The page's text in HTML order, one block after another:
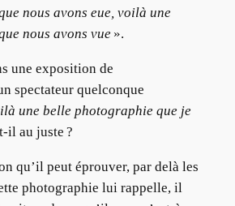
nous avons eue, voilà une
nous avons vue ».
une exposition de
spectateur quelconque
une belle photographie que je
il au juste ?
qu’il peut éprouver, par delà les
photographie lui rappelle, il